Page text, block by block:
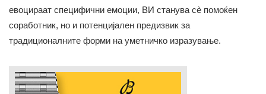
евоцираат специфични емоции, ВИ станува сè помоќен
соработник, но и потенцијален предизвик за
традиционалните форми на уметничко изразување.